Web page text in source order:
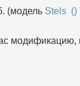
(модель Stels ()